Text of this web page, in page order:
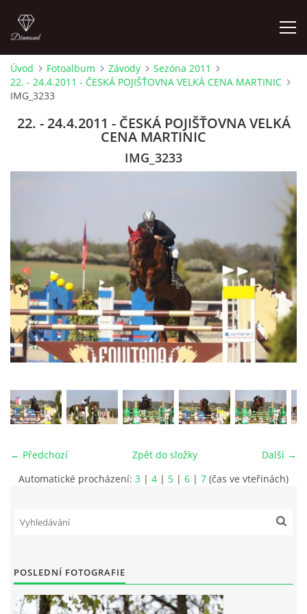
ÚVOD
AKTUALITY
JEŽDĚNÍ PRO VEŘEJNOST
FOTOALBUM
VIDEA
NOVÝ PŘEKÁŽKOVÝ MATERIÁL
CENÍK SLUŽEB
NEDOSTAVILI NA PODZIMNÍ BRIGÁDU
Úvod Fotoalbum Závody
Sezóna 2011
22. - 24.4.2011 - ČESKÁ POJIŠŤOVNA VELKÁ CENA MARTINIC
IMG_3233
22. - 24.4.2011 - ČESKÁ POJIŠŤOVNA VELKÁ
CENA MARTINIC
IMG_3233
← Předchozí Další →
Zpět do složky
Automatické procházení: 3 | 4 | 5 | 6 | 7 (čas ve vteřinách)
POSLEDNÍ FOTOGRAFIE